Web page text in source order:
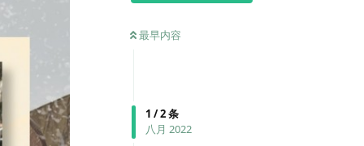
最早内容
1 /2条
八月 2022